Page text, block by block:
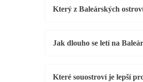
Který z Baleárských
Jak dlouho se letí na
Které souostroví je lepší